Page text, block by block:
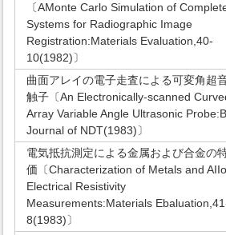
〔AMonte Carlo Simulation of
Systems for Radiographic Image
Registration:Materials Evaluation,40-
10(1982)〕
曲面アレイの電子走査による可変角超
触子〔An Electronically-scanned
Array Variable Angle Ultrasonic
Journal of NDT(1983)〕
電気抵抗測定による金属および合金の
価〔Characterization of Metals and
Electrical Resistivity
Measurements:Materials
8(1983)〕